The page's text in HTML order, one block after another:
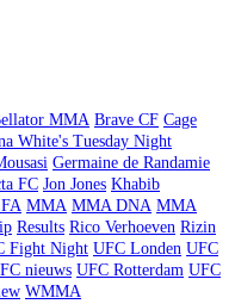
MMA Brave CF Cage
White's Tuesday Night
Germaine de Randamie
FC Jon Jones Khabib
MMA MMA DNA MMA
Results Rico Verhoeven Rizin
Fight Night UFC Londen UFC
nieuws UFC Rotterdam UFC
WMMA